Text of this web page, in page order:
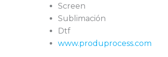
Screen
Sublimación
Dtf
www.produprocess.com